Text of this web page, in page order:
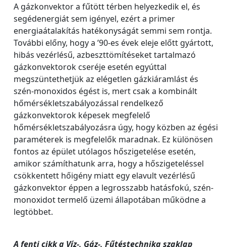
A gázkonvektor a fűtött térben helyezkedik el, és
segédenergiát sem igényel, ezért a primer
energiaátalakítás hatékonyságát semmi sem rontja.
További előny, hogy a ’90-es évek eleje előtt gyártott,
hibás vezérlésű, azbeszttömítéseket tartalmazó
gázkonvektorok cseréje esetén egyúttal
megszüntethetjük az elégetlen gázkiáramlást és
szén-monoxidos égést is, mert csak a kombinált
hőmérsékletszabályozással rendelkező
gázkonvektorok képesek megfelelő
hőmérsékletszabályozásra úgy, hogy közben az égési
paraméterek is megfelelők maradnak. Ez különösen
fontos az épület utólagos hőszigetelése esetén,
amikor számíthatunk arra, hogy a hőszigeteléssel
csökkentett hőigény miatt egy elavult vezérlésű
gázkonvektor éppen a legrosszabb hatásfokú, szén-
monoxidot termelő üzemi állapotában működne a
legtöbbet.
A fenti cikk a Víz-, Gáz-, Fűtéstechnika szaklap